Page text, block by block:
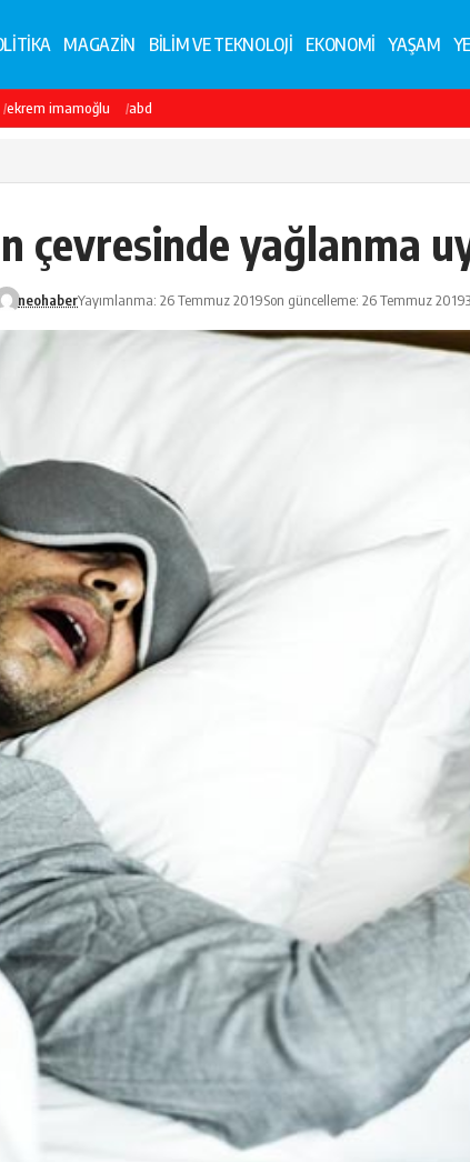
MAGAZİN BİLİM VE TEKNOLOJİ EKONOMİ YAŞAM
ekrem imamoğlu abd
çevresinde yağlanma
neohaberYayımlanma: 26 Temmuz 2019Son güncelleme: 26 Temmuz 2019